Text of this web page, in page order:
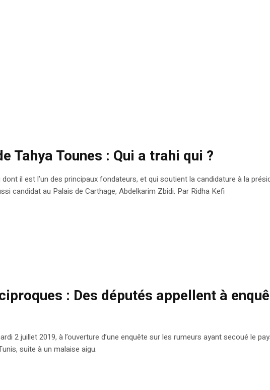
Tahya Tounes : Qui a trahi qui ?
il est l’un des principaux fondateurs, et qui soutient la candidature à la
candidat au Palais de Carthage, Abdelkarim Zbidi. Par Ridha Kefi
: Des députés appellent à
2 juillet 2019, à l’ouverture d’une enquête sur les rumeurs ayant secoué le
suite à un malaise aigu.